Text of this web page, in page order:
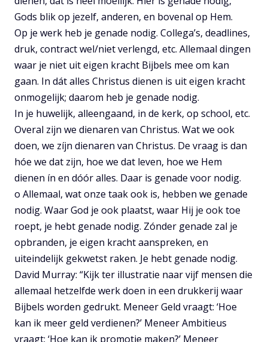
Gods blik op jezelf, anderen, en bovenal op Hem.
Op je werk heb je genade nodig. Collega’s, deadlines,
druk, contract wel/niet verlengd, etc. Allemaal dingen
waar je niet uit eigen kracht Bijbels mee om kan
gaan. In dát alles Christus dienen is uit eigen kracht
onmogelijk; daarom heb je genade nodig.
In je huwelijk, alleengaand, in de kerk, op school, etc.
Overal zijn we dienaren van Christus. Wat we ook
doen, we zíjn dienaren van Christus. De vraag is dan
hóe we dat zijn, hoe we dat leven, hoe we Hem
dienen ín en dóór alles. Daar is genade voor nodig.
o Allemaal, wat onze taak ook is, hebben we genade
nodig. Waar God je ook plaatst, waar Hij je ook toe
roept, je hebt genade nodig. Zónder genade zal je
opbranden, je eigen kracht aanspreken, en
uiteindelijk gekwetst raken. Je hebt genade nodig.
David Murray: “Kijk ter illustratie naar vijf mensen die
allemaal hetzelfde werk doen in een drukkerij waar
Bijbels worden gedrukt. Meneer Geld vraagt: ‘Hoe
kan ik meer geld verdienen?’ Meneer Ambitieus
vraagt: ‘Hoe kan ik promotie maken?’ Meneer